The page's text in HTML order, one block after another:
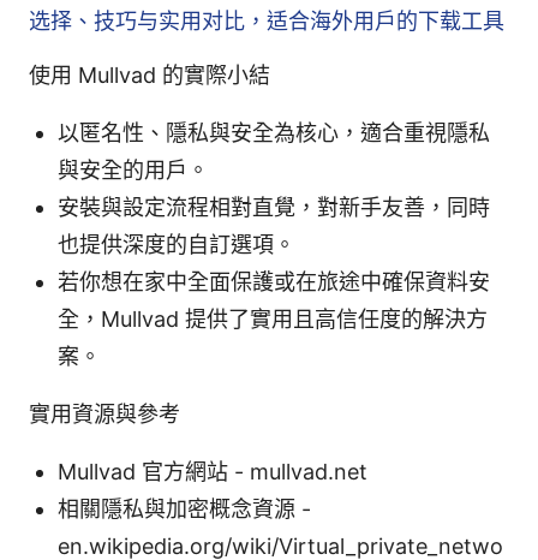
选择、技巧与实用对比，适合海外用户的下载工具
使用 Mullvad 的實際小結
以匿名性、隱私與安全為核心，適合重視隱私
與安全的用戶。
安裝與設定流程相對直覺，對新手友善，同時
也提供深度的自訂選項。
若你想在家中全面保護或在旅途中確保資料安
全，Mullvad 提供了實用且高信任度的解決方
案。
實用資源與參考
Mullvad 官方網站 - mullvad.net
相關隱私與加密概念資源 -
en.wikipedia.org/wiki/Virtual_private_netwo